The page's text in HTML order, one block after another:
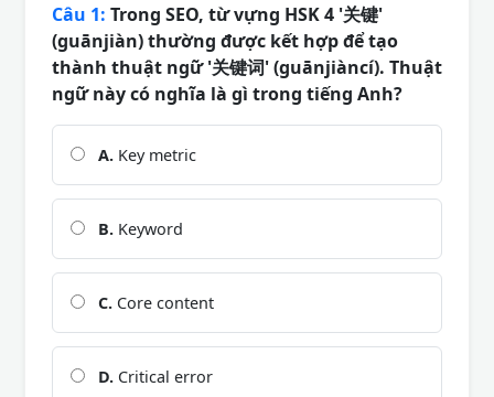
Câu 1: Trong SEO, từ vựng HSK 4 '关键'
(guānjiàn) thường được kết hợp để tạo
thành thuật ngữ '关键词' (guānjiàncí). Thuật
ngữ này có nghĩa là gì trong tiếng Anh?
A. Key metric
B. Keyword
C. Core content
D. Critical error